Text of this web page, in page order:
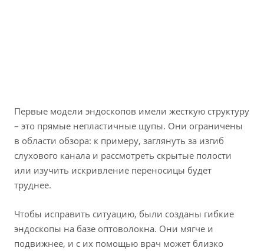
Первые модели эндоскопов имели жесткую структуру
– это прямые непластичные щупы. Они ограничены
в области обзора: к примеру, заглянуть за изгиб
слухового канала и рассмотреть скрытые полости
или изучить искривление переносицы будет
труднее.
Чтобы исправить ситуацию, были созданы гибкие
эндоскопы на базе оптоволокна. Они мягче и
подвижнее, и с их помощью врач может близко